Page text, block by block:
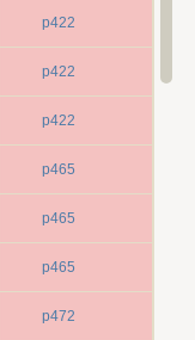
p422
p422
p422
p465
p465
p465
p472